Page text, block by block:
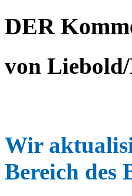
DER
von
Wir
Bereich des